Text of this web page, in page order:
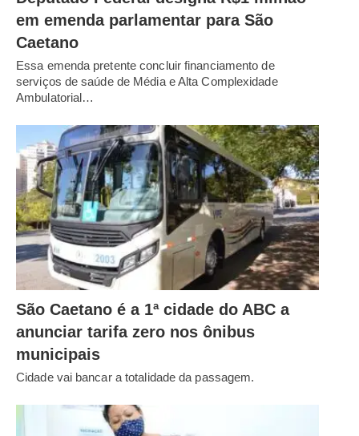
em emenda parlamentar para São
Caetano
Essa emenda pretente concluir financiamento de
serviços de saúde de Média e Alta Complexidade
Ambulatorial…
São Caetano é a 1ª cidade do ABC a
anunciar tarifa zero nos ônibus
municipais
Cidade vai bancar a totalidade da passagem.